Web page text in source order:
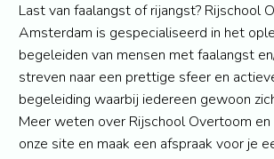
Last van faalangst of rijangst? Rijschool
Amsterdam is gespecialiseerd in het
begeleiden van mensen met faalangst
streven naar een prettige sfeer en
begeleiding waarbij iedereen gewoon
Meer weten over Rijschool Overtoom en
onze site en maak een afspraak voor je